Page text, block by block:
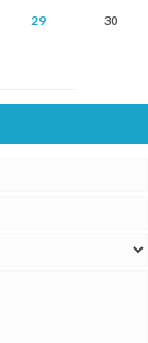
29 30